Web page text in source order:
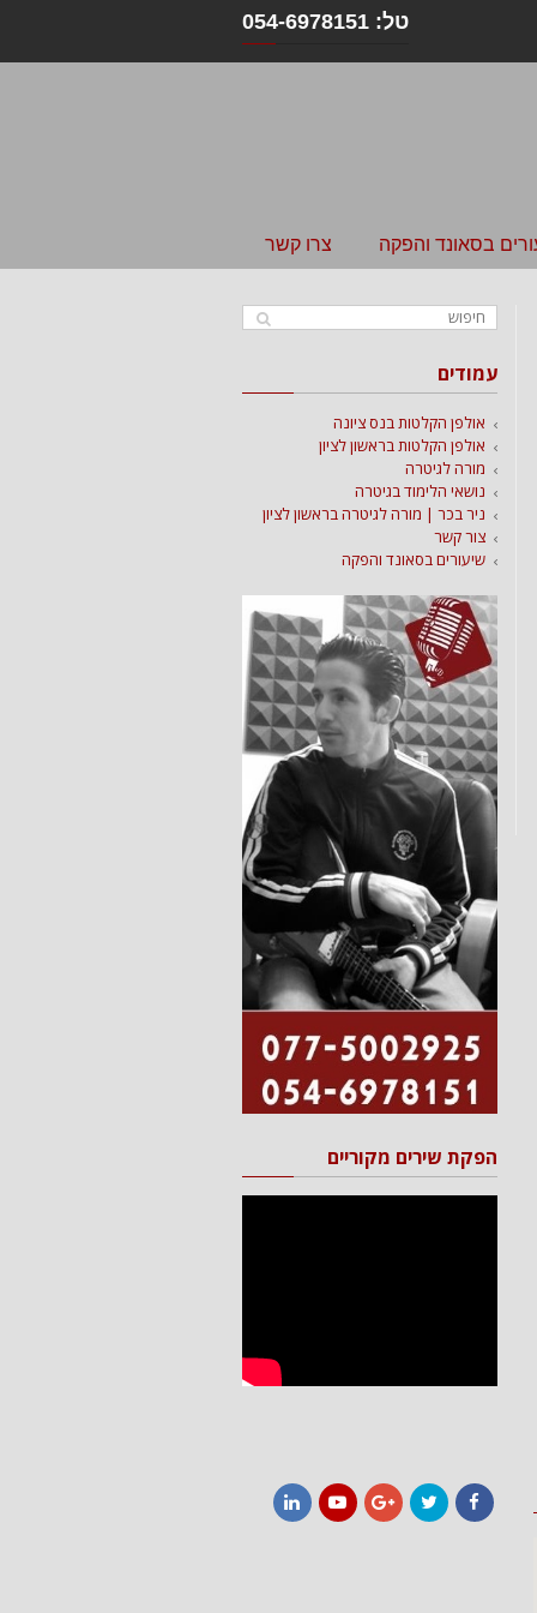
טל: 054-6978151
בסאונד והפקה צרו קשר
עמודים
אולפן הקלטות בנס ציונה
אולפן הקלטות בראשון לציון
מורה לגיטרה
נושאי הלימוד בגיטרה
ניר בכר | מורה לגיטרה בראשון לציון
צור קשר
שיעורים בסאונד והפקה
הפקת שירים מקוריים